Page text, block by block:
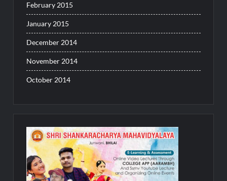
February 2015
January 2015
December 2014
November 2014
October 2014